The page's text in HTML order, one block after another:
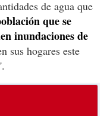
de agua que
que se
inundaciones de
sus hogares este